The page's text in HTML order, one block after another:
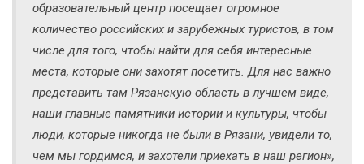
образовательный центр посещает огромное
количество российских и зарубежных туристов, в том
числе для того, чтобы найти для себя интересные
места, которые они захотят посетить. Для нас важно
представить там Рязанскую область в лучшем виде,
наши главные памятники истории и культуры, чтобы
люди, которые никогда не были в Рязани, увидели то,
чем мы гордимся, и захотели приехать в наш регион»,